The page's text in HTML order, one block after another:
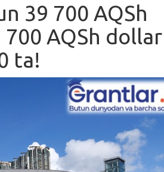
39 700 AQSh
AQSh dollar
ta!